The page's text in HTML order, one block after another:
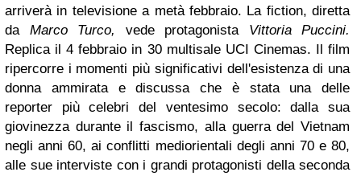
arriverà in televisione a metà febbraio. La fiction, diretta
da Marco Turco, vede protagonista Vittoria Puccini.
Replica il 4 febbraio in 30 multisale UCI Cinemas. Il film
ripercorre i momenti più significativi dell'esistenza di una
donna ammirata e discussa che è stata una delle
reporter più celebri del ventesimo secolo: dalla sua
giovinezza durante il fascismo, alla guerra del Vietnam
negli anni 60, ai conflitti mediorientali degli anni 70 e 80,
alle sue interviste con i grandi protagonisti della seconda